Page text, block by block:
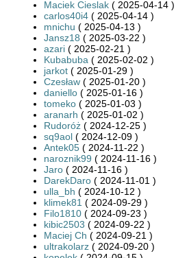
Maciek Cieslak ( 2025-04-14 )
carlos40i4 ( 2025-04-14 )
mnichu ( 2025-04-13 )
Jansz18 ( 2025-03-22 )
azari ( 2025-02-21 )
Kubabuba ( 2025-02-02 )
jarkot ( 2025-01-29 )
Czesław ( 2025-01-20 )
daniello ( 2025-01-16 )
tomeko ( 2025-01-03 )
aranarh ( 2025-01-02 )
Rudoróż ( 2024-12-25 )
sq9aol ( 2024-12-09 )
Antek05 ( 2024-11-22 )
naroznik99 ( 2024-11-16 )
Jaro ( 2024-11-16 )
DarekDaro ( 2024-11-01 )
ulla_bh ( 2024-10-12 )
klimek81 ( 2024-09-29 )
Filo1810 ( 2024-09-23 )
kibic2503 ( 2024-09-22 )
Maciej Ch ( 2024-09-21 )
ultrakolarz ( 2024-09-20 )